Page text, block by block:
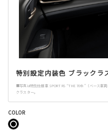
特別設定内装色 ブラックラ
■写真は特別仕様車 SPORT RS “THE 70th”（ベース車
クラスター。
COLOR